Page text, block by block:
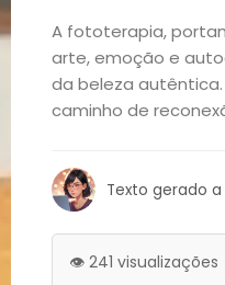
Filhos
Notícias
Pets
Receitas
A fototerapia,
arte, emoção e
da beleza
caminho de
Texto gerado
👁️ 241 visualizações